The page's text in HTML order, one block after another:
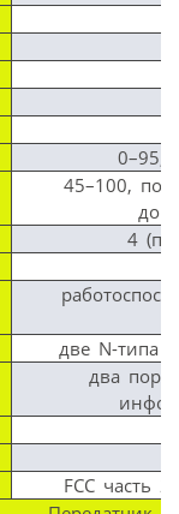
0–95,
45–100,
4
две N-типа
два
FCC часть